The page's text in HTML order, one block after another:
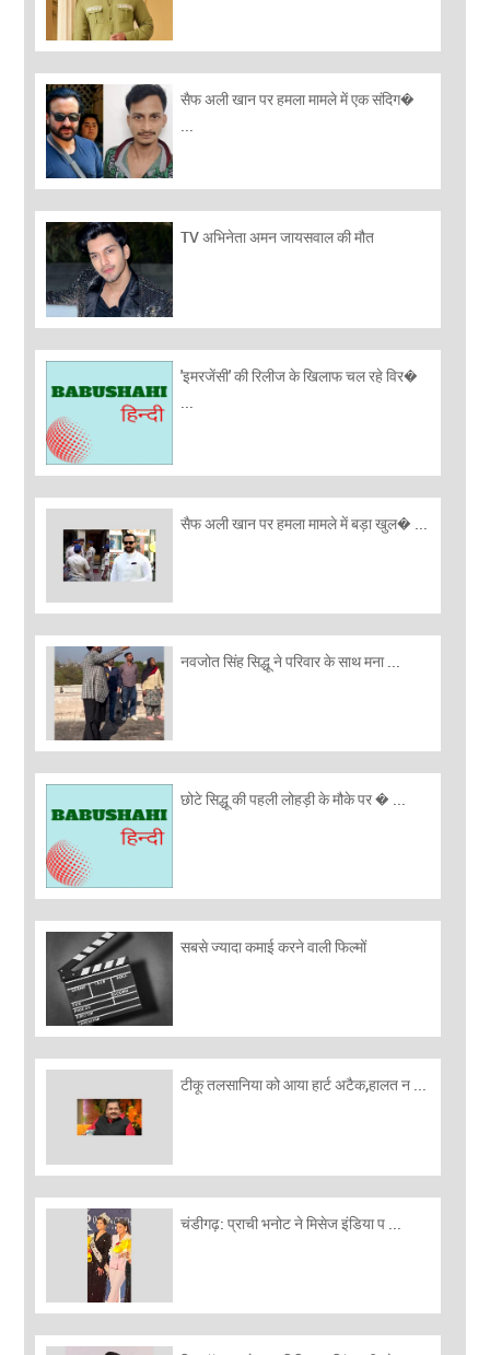
सैफ अली खान पर हमला मामले में एक संदिग�
...
TV अभिनेता अमन जायसवाल की मौत
'इमरजेंसी' की रिलीज के खिलाफ चल रहे विर�
सैफ अली खान पर हमला मामले में बड़ा खुल� ...
नवजोत सिंह सिद्धू ने परिवार के साथ मना ...
छोटे सिद्धू की पहली लोहड़ी के मौके पर � ...
सबसे ज्यादा कमाई करने वाली फिल्मों
टीकू तलसानिया को आया हार्ट अटैक,हालत न ...
चंडीगढ़: प्राची भनोट ने मिसेज इंडिया प ...